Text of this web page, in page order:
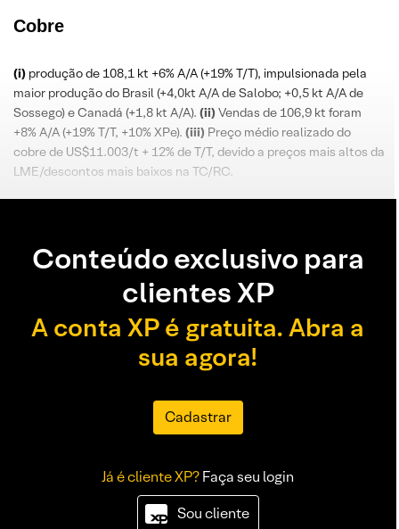
Cobre
(i) produção de 108,1 kt +6% A/A (+19% T/T), impulsionada pela
maior produção do Brasil (+4,0kt A/A de Salobo; +0,5 kt A/A de
Sossego) e Canadá (+1,8 kt A/A). (ii)Vendas de 106,9 kt foram
+8% A/A (+19% T/T, +10% XPe). (iii) Preço médio realizado do
cobre de US$11.003/t + 12% de T/T, devido a preços mais altos da
LME/descontos mais baixos na TC/RC.
Conteúdo exclusivo para
clientes XP
A conta XP é gratuita. Abra a
sua agora!
Cadastrar
Já é cliente XP?Faça seu login
Sou cliente